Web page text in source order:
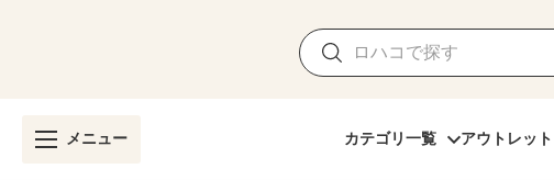
メニュー カテゴリ一覧 アウトレット